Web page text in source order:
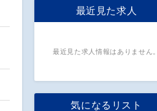
最近見た求人
最近見た求人情報はありません。
気になるリスト